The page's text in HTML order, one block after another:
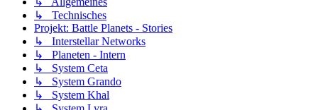
↳ Technisches
Projekt: Battle Planets - Stories
↳ Interstellar Networks
↳ Planeten - Intern
↳ System Ceta
↳ System Grando
↳ System Khal